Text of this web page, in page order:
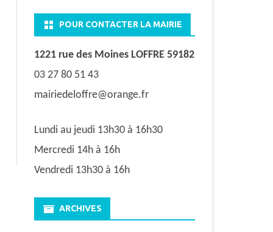
POUR CONTACTER LA MAIRIE
1221 rue des Moines LOFFRE 59182
03 27 80 51 43
mairiedeloffre@orange.fr
Lundi au jeudi 13h30 à 16h30
Mercredi 14h à 16h
Vendredi 13h30 à 16h
ARCHIVES